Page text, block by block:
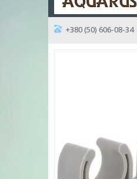
+380 (50) 606-08-34